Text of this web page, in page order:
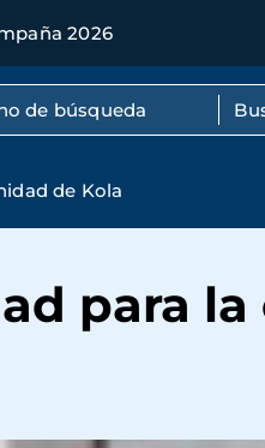
2026
completo
de Kola
para